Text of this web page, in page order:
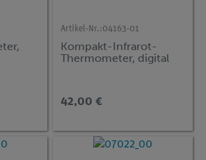
Artikel-Nr.:04163-01
Kompakt-Infrarot-
Thermometer, digital
42,00 €